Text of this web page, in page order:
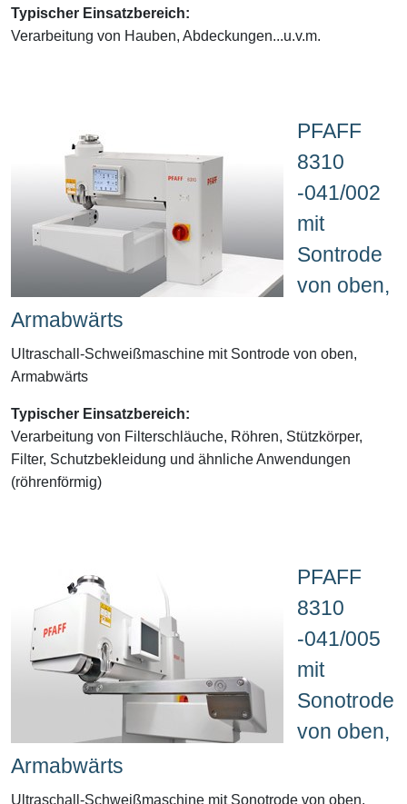
Typischer Einsatzbereich:
Verarbeitung von Hauben, Abdeckungen...u.v.m.
PFAFF
8310
-041/002
mit
Sontrode
von oben,
Armabwärts
Ultraschall-Schweißmaschine mit Sontrode von oben,
Armabwärts
Typischer Einsatzbereich:
Verarbeitung von Filterschläuche, Röhren, Stützkörper,
Filter, Schutzbekleidung und ähnliche Anwendungen
(röhrenförmig)
PFAFF
8310
-041/005
mit
Sonotrode
von oben,
Armabwärts
Ultraschall-Schweißmaschine mit Sonotrode von oben,